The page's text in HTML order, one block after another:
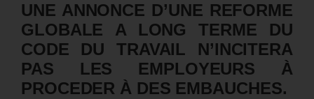
UNE ANNONCE D’UNE REFORME
GLOBALE A LONG TERME DU
CODE DU TRAVAIL N’INCITERA
PAS LES EMPLOYEURS À
PROCEDER À DES EMBAUCHES.